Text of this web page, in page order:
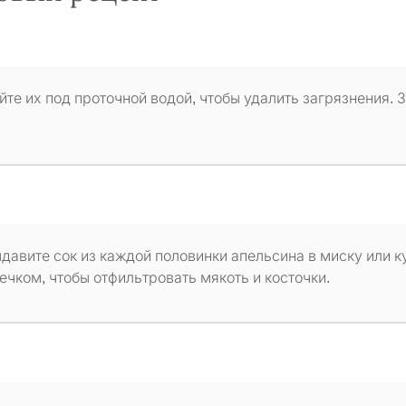
их под проточной водой, чтобы удалить загрязнения.
сок из каждой половинки апельсина в миску или
чтобы отфильтровать мякоть и косточки.